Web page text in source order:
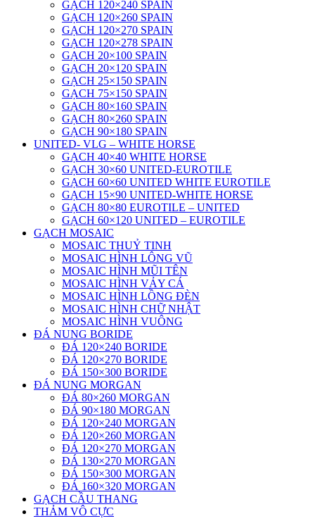
GẠCH 120×240 SPAIN
GẠCH 120×260 SPAIN
GẠCH 120×270 SPAIN
GẠCH 120×278 SPAIN
GẠCH 20×100 SPAIN
GẠCH 20×120 SPAIN
GẠCH 25×150 SPAIN
GẠCH 75×150 SPAIN
GẠCH 80×160 SPAIN
GẠCH 80×260 SPAIN
GẠCH 90×180 SPAIN
UNITED- VLG – WHITE HORSE
GẠCH 40×40 WHITE HORSE
GẠCH 30×60 UNITED-EUROTILE
GẠCH 60×60 UNITED WHITE EUROTILE
GẠCH 15×90 UNITED-WHITE HORSE
GẠCH 80×80 EUROTILE – UNITED
GẠCH 60×120 UNITED – EUROTILE
GẠCH MOSAIC
MOSAIC THUỶ TINH
MOSAIC HÌNH LÔNG VŨ
MOSAIC HÌNH MŨI TÊN
MOSAIC HÌNH VẢY CÁ
MOSAIC HÌNH LỒNG ĐÈN
MOSAIC HÌNH CHỮ NHẬT
MOSAIC HÌNH VUÔNG
ĐÁ NUNG BORIDE
ĐÁ 120×240 BORIDE
ĐÁ 120×270 BORIDE
ĐÁ 150×300 BORIDE
ĐÁ NUNG MORGAN
ĐÁ 80×260 MORGAN
ĐÁ 90×180 MORGAN
ĐÁ 120×240 MORGAN
ĐÁ 120×260 MORGAN
ĐÁ 120×270 MORGAN
ĐÁ 130×270 MORGAN
ĐÁ 150×300 MORGAN
ĐÁ 160×320 MORGAN
GẠCH CẦU THANG
THẢM VÔ CỰC